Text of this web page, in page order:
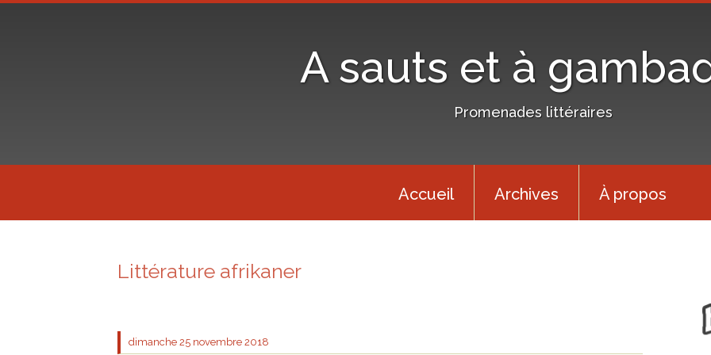
A sauts et à
Promenades littéraires
Accueil Archives À propos
Littérature afrikaner
dimanche 25 novembre 2018